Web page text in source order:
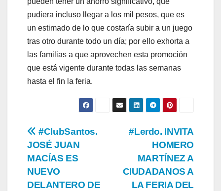
pudiera incluso llegar a los mil pesos, que es
un estimado de lo que costaría subir a un juego
tras otro durante todo un día; por ello exhorta a
las familias a que aprovechen esta promoción
que está vigente durante todas las semanas
hasta el fin la feria.
Navegación
de
entradas
#Lerdo. INVITA
HOMERO
MARTÍNEZ A
CIUDADANOS A
LA FERIA DEL
#ClubSantos.
JOSÉ JUAN
MACÍAS ES
NUEVO
DELANTERO DE